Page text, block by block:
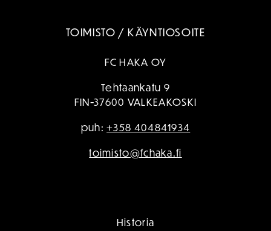
TOIMISTO / KÄYNTIOSOITE
FC HAKA OY
Tehtaankatu 9
FIN-37600 VALKEAKOSKI
puh:+358 404841934
toimisto@fchaka.fi
Historia